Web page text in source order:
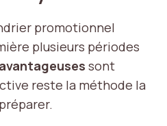
promotionnel
plusieurs périodes
sont
reste la méthode la